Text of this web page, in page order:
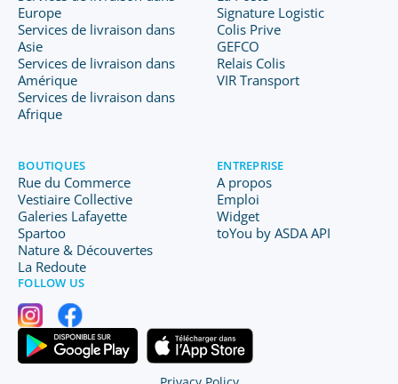
Europe
Services de livraison dans
Asie
Services de livraison dans
Amérique
Services de livraison dans
Afrique
Signature Logistic
Colis Prive
GEFCO
Relais Colis
VIR Transport
BOUTIQUES
Rue du Commerce
Vestiaire Collective
Galeries Lafayette
Spartoo
Nature & Découvertes
La Redoute
ENTREPRISE
A propos
Emploi
Widget
toYou by ASDA API
FOLLOW US